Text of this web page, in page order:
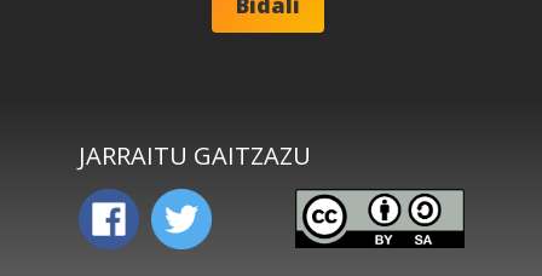
JARRAITU GAITZAZU